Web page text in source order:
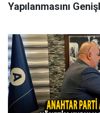
Yapılanmasını